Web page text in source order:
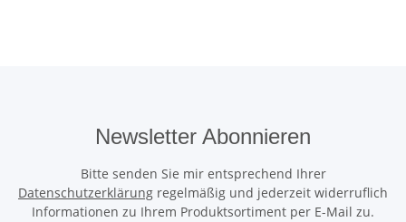
Newsletter Abonnieren
Bitte senden Sie mir entsprechend Ihrer
Datenschutzerklärung regelmäßig und jederzeit widerruflich
Informationen zu Ihrem Produktsortiment per E-Mail zu.